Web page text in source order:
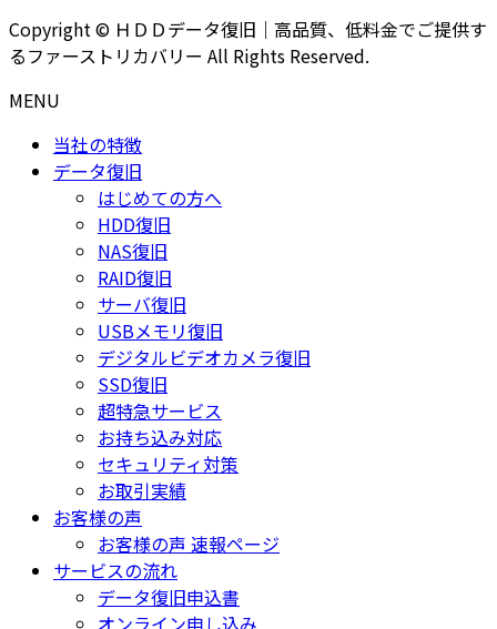
Copyright © ＨＤＤデータ復旧｜高品質、低料金でご提供す
るファーストリカバリー All Rights Reserved.
MENU
当社の特徴
データ復旧
はじめての方へ
HDD復旧
NAS復旧
RAID復旧
サーバ復旧
USBメモリ復旧
デジタルビデオカメラ復旧
SSD復旧
超特急サービス
お持ち込み対応
セキュリティ対策
お取引実績
お客様の声
お客様の声 速報ページ
サービスの流れ
データ復旧申込書
オンライン申し込み